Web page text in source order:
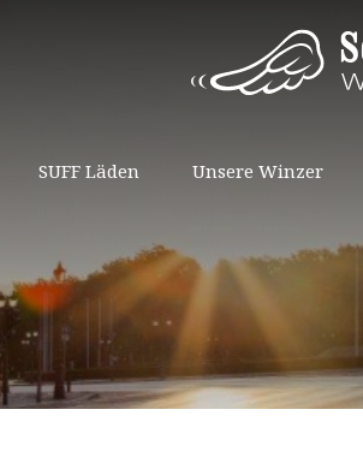
SUFF Läden Unsere Winzer